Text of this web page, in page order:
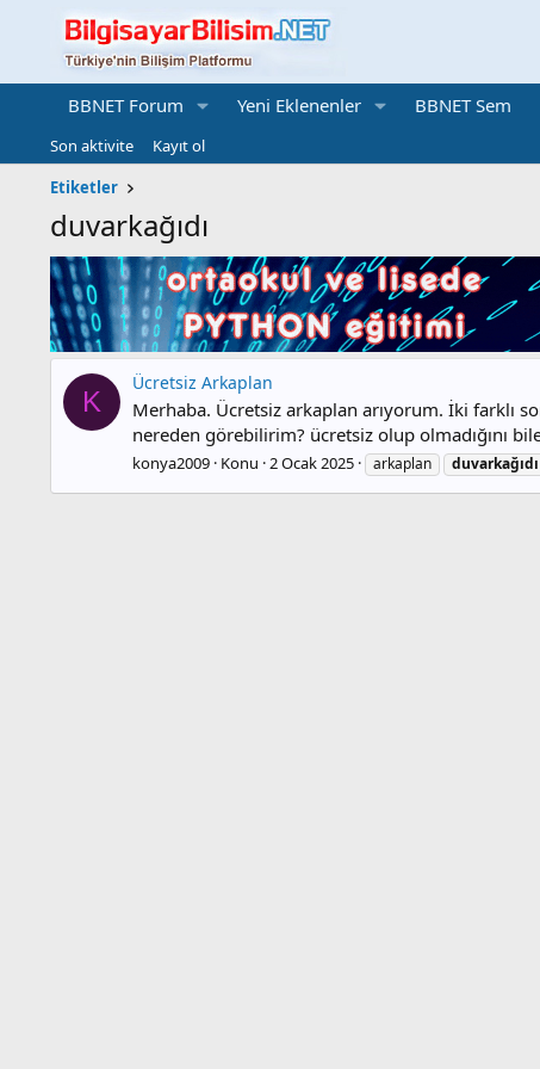
BBNET Forum Yeni Eklenenler BBNET Sem
Son aktivite
Kayıt ol
Etiketler
duvarkağıdı
K
Ücretsiz Arkaplan
Merhaba. Ücretsiz arkaplan arıyorum. İki farklı
nereden görebilirim? ücretsiz olup olmadığını
konya2009 Konu 2 Ocak 2025 arkaplan duvarkağıdı